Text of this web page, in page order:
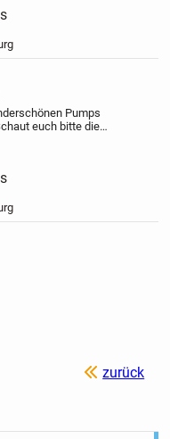
Pumps
euch bitte die
zurück